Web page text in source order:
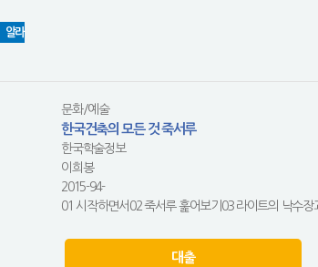
알라
문화/예술
한국건축의 모든 것 죽서루
한국학술정보
이희봉
2015-94-
01 시작하면서02 죽서루 훑어보기03 라이트의 낙수장
대출